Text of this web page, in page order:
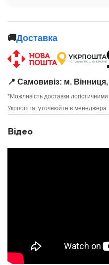
🚚Доставка
📍 Самовивіз: м.
*Можливість доставки
Укрпошта, уточнюйте в менеджера
Відео